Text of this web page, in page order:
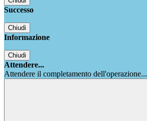
Successo
Chiudi
Informazione
Chiudi
Attendere...
Attendere il completamento dell'operazione...